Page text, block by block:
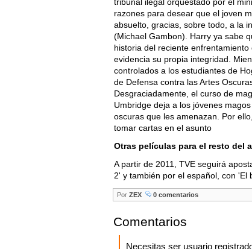
razones para desear que el joven
absuelto, gracias, sobre todo, a la
(Michael Gambon). Harry ya sabe
historia del reciente
evidencia su propia integridad.
controlados a los estudiantes de
de Defensa contra las Artes
Desgraciadamente, el curso de
Umbridge deja a los jóvenes
oscuras que les amenazan. Por
tomar cartas en el asunto
Otras películas para el resto del
A partir de 2011, TVE seguirá
2' y también por el español, con
Por ZEX 0 comentarios
Comentarios
Necesitas ser usuario